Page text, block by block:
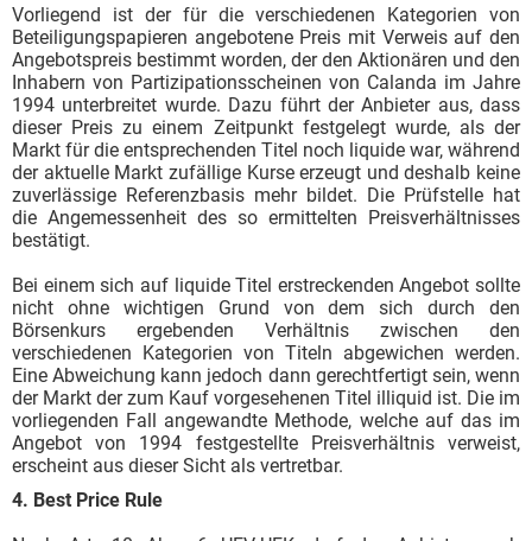
Vorliegend ist der für die verschiedenen Kategorien von
Beteiligungspapieren angebotene Preis mit Verweis auf den
Angebotspreis bestimmt worden, der den Aktionären und den
Inhabern von Partizipationsscheinen von Calanda im Jahre
1994 unterbreitet wurde. Dazu führt der Anbieter aus, dass
dieser Preis zu einem Zeitpunkt festgelegt wurde, als der
Markt für die entsprechenden Titel noch liquide war, während
der aktuelle Markt zufällige Kurse erzeugt und deshalb keine
zuverlässige Referenzbasis mehr bildet. Die Prüfstelle hat
die Angemessenheit des so ermittelten Preisverhältnisses
bestätigt.
Bei einem sich auf liquide Titel erstreckenden Angebot sollte
nicht ohne wichtigen Grund von dem sich durch den
Börsenkurs ergebenden Verhältnis zwischen den
verschiedenen Kategorien von Titeln abgewichen werden.
Eine Abweichung kann jedoch dann gerechtfertigt sein, wenn
der Markt der zum Kauf vorgesehenen Titel illiquid ist. Die im
vorliegenden Fall angewandte Methode, welche auf das im
Angebot von 1994 festgestellte Preisverhältnis verweist,
erscheint aus dieser Sicht als vertretbar.
4. Best Price Rule